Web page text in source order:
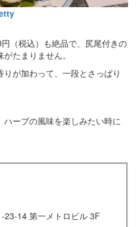
（税込）も絶品で、尻尾付きの
たまりません。
が加わって、一段とさっぱり
ーブの風味を楽しみたい時に
23-14 第一メトロビル 3F